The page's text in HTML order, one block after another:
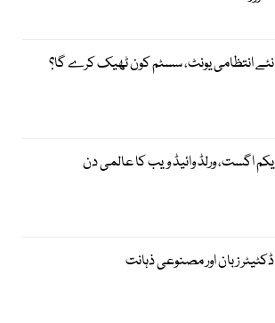
نئے انتظامی یونٹ، سسٹم کون ٹھیک کرے گا؟
یکم اگست، ورلڈ وائیڈ ویب کا عالمی دن
ڈکٹیٹر زبان اور مصنوعی ذہانت